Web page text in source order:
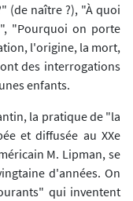
(de naître ?), "À quoi
"Pourquoi on porte
l'origine, la mort,
des interrogations
enfants.
la pratique de "la
et diffusée au XXe
M. Lipman, se
d'années. On
qui inventent